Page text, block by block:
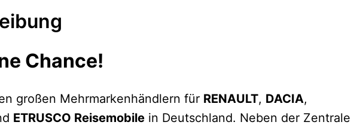
Chance!
großen Mehrmarkenhändlern für RENAULT, DACIA,
ETRUSCO Reisemobile in Deutschland. Neben der Zentrale